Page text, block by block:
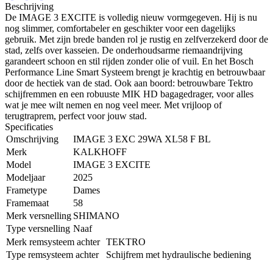
Beschrijving
De IMAGE 3 EXCITE is volledig nieuw vormgegeven. Hij is nu
nog slimmer, comfortabeler en geschikter voor een dagelijks
gebruik. Met zijn brede banden rol je rustig en zelfverzekerd door de
stad, zelfs over kasseien. De onderhoudsarme riemaandrijving
garandeert schoon en stil rijden zonder olie of vuil. En het Bosch
Performance Line Smart Systeem brengt je krachtig en betrouwbaar
door de hectiek van de stad. Ook aan boord: betrouwbare Tektro
schijfremmen en een robuuste MIK HD bagagedrager, voor alles
wat je mee wilt nemen en nog veel meer. Met vrijloop of
terugtraprem, perfect voor jouw stad.
Specificaties
Omschrijving
IMAGE 3 EXC 29WA XL58 F BL
Merk
KALKHOFF
Model
IMAGE 3 EXCITE
Modeljaar
2025
Frametype
Dames
Framemaat
58
Merk versnelling SHIMANO
Type versnelling Naaf
Merk remsysteem achter TEKTRO
Type remsysteem achter
Schijfrem met hydraulische bediening